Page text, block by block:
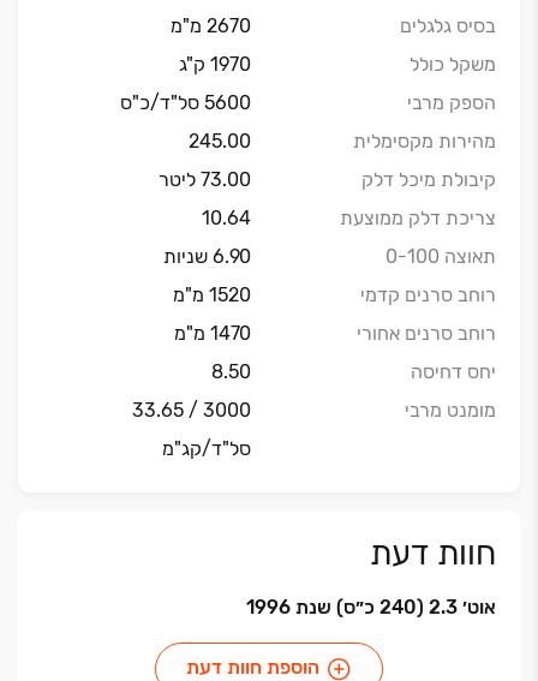
בסיס גלגלים
2670 מ"מ
משקל כולל
1970 ק"ג
הספק מרבי
5600 סל"ד/כ"ס
מהירות מקסימלית
245.00
קיבולת מיכל דלק
73.00 ליטר
צריכת דלק ממוצעת
10.64
תאוצה 0-100
6.90 שניות
רוחב סרנים קדמי
1520 מ"מ
רוחב סרנים אחורי
1470 מ"מ
יחס דחיסה
8.50
מומנט מרבי
3000 / 33.65
סל"ד/קג"מ
חוות דעת
אוט׳ 2.3 (240 כ״ס) שנת 1996
הוספת חוות דעת